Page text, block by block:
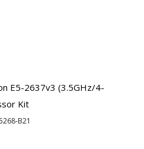
E5-2637v3 (3.5GHz/4-
Kit
B21